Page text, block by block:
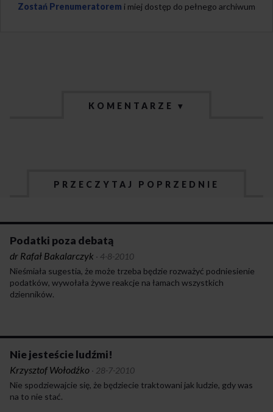
Zostań Prenumeratorem i miej dostęp do pełnego archiwum
KOMENTARZE ▾
PRZECZYTAJ POPRZEDNIE
Podatki poza debatą
dr Rafał Bakalarczyk · 4-8-2010
Nieśmiała sugestia, że może trzeba będzie rozważyć podniesienie
podatków, wywołała żywe reakcje na łamach wszystkich
dzienników.
Nie jesteście ludźmi!
Krzysztof Wołodźko · 28-7-2010
Nie spodziewajcie się, że będziecie traktowani jak ludzie, gdy was
na to nie stać.